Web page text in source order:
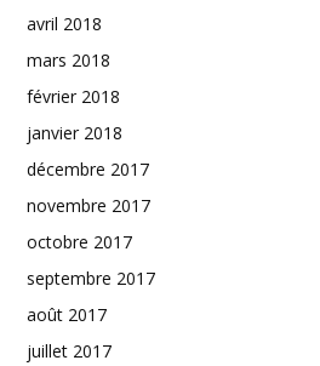
avril 2018
mars 2018
février 2018
janvier 2018
décembre 2017
novembre 2017
octobre 2017
septembre 2017
août 2017
juillet 2017